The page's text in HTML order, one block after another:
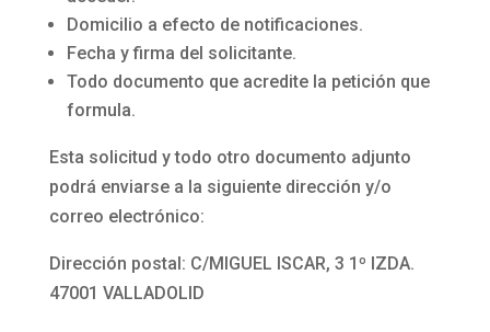
Domicilio a efecto de notificaciones.
Fecha y firma del solicitante.
Todo documento que acredite la petición que
formula.
Esta solicitud y todo otro documento adjunto
podrá enviarse a la siguiente dirección y/o
correo electrónico:
Dirección postal: C/MIGUEL ISCAR, 3 1º IZDA.
47001 VALLADOLID